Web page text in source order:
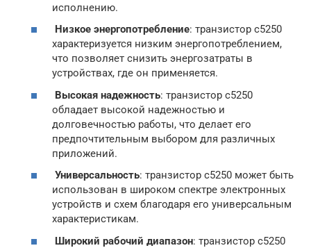
исполнению.
Низкое энергопотребление: транзистор с5250
характеризуется низким энергопотреблением,
что позволяет снизить энергозатраты в
устройствах, где он применяется.
Высокая надежность: транзистор с5250
обладает высокой надежностью и
долговечностью работы, что делает его
предпочтительным выбором для различных
приложений.
Универсальность: транзистор с5250 может быть
использован в широком спектре электронных
устройств и схем благодаря его универсальным
характеристикам.
Широкий рабочий диапазон: транзистор с5250